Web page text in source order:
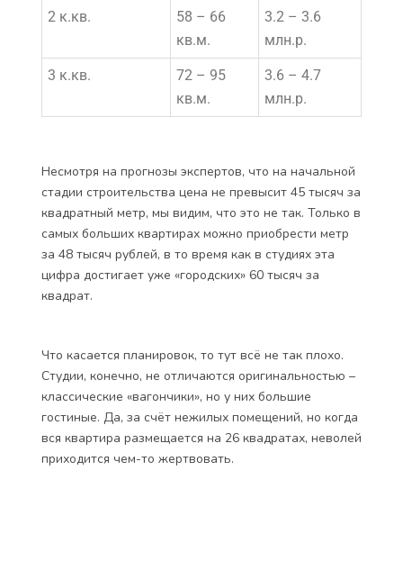
2 к.кв.
58 – 66
кв.м.
3.2 – 3.6
млн.р.
3 к.кв.
72 – 95
кв.м.
3.6 – 4.7
млн.р.
Несмотря на прогнозы экспертов, что на начальной
стадии строительства цена не превысит 45 тысяч за
квадратный метр, мы видим, что это не так. Только в
самых больших квартирах можно приобрести метр
за 48 тысяч рублей, в то время как в студиях эта
цифра достигает уже «городских» 60 тысяч за
квадрат.
Что касается планировок, то тут всё не так плохо.
Студии, конечно, не отличаются оригинальностью –
классические «вагончики», но у них большие
гостиные. Да, за счёт нежилых помещений, но когда
вся квартира размещается на 26 квадратах, неволей
приходится чем-то жертвовать.